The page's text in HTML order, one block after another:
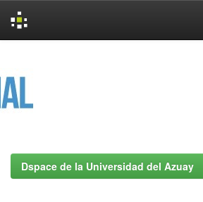
Dspace de la Universidad del Azuay